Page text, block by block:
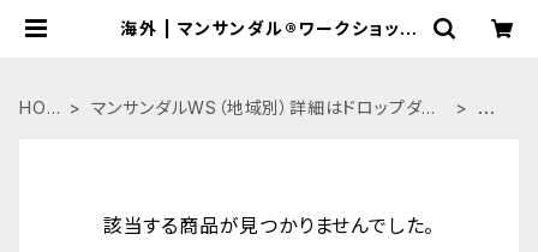
海外 | マンサンダル®︎ワークショップ
HOM
マンサンダルWS（地域別）詳細はドロップダウ
海
該当する商品が見つかりませんでした。